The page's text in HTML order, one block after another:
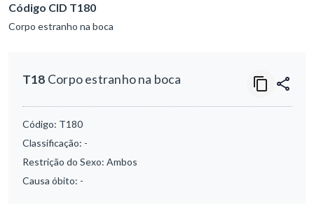
Código CID T180
Corpo estranho na boca
T18 Corpo estranho na boca
Código: T180
Classificação: -
Restrição do Sexo: Ambos
Causa óbito: -